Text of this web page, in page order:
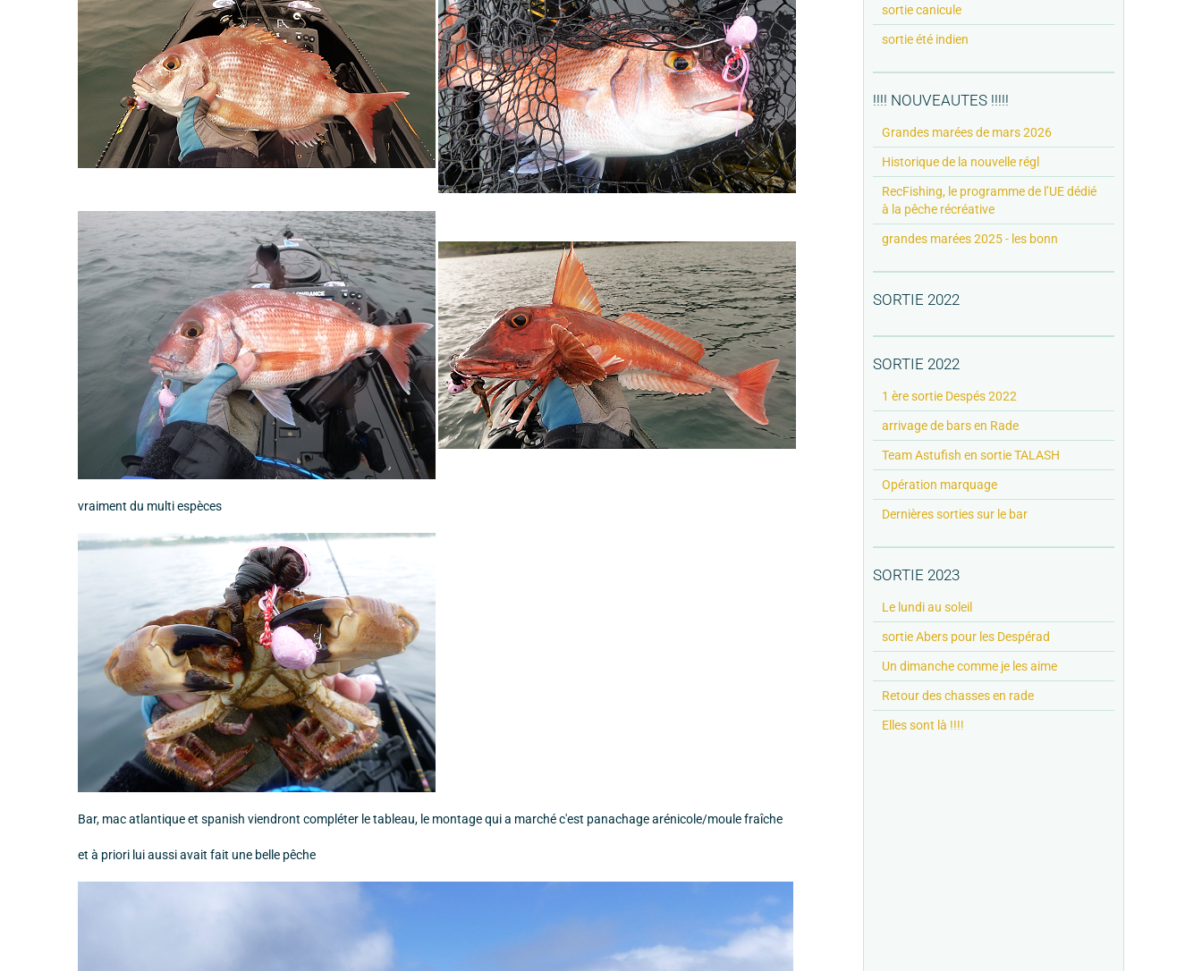
vraiment du multi espèces
Bar, mac atlantique et spanish viendront compléter le tableau, le montage qui a marché c'est panachage arénicole/moule fraîche
et à priori lui aussi avait fait une belle pêche
sortie canicule
sortie été indien
!!!! NOUVEAUTES !!!!!
Grandes marées de mars 2026
Historique de la nouvelle régl
RecFishing, le programme de l’UE dédié
à la pêche récréative
grandes marées 2025 - les bonn
SORTIE 2022
SORTIE 2022
1 ère sortie Despés 2022
arrivage de bars en Rade
Team Astufish en sortie TALASH
Opération marquage
Dernières sorties sur le bar
SORTIE 2023
Le lundi au soleil
sortie Abers pour les Despérad
Un dimanche comme je les aime
Retour des chasses en rade
Elles sont là !!!!